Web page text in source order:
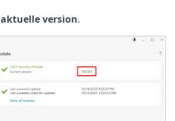
aktuelle version.